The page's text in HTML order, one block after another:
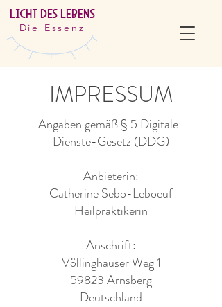
Licht Des Lebens
Die Essenz
IMPRESSUM
Angaben gemäß § 5 Digitale-
Dienste-Gesetz (DDG)
Anbieterin:
Catherine Sebo-Leboeuf
Heilpraktikerin
Anschrift:
Völlinghauser Weg 1
59823 Arnsberg
Deutschland